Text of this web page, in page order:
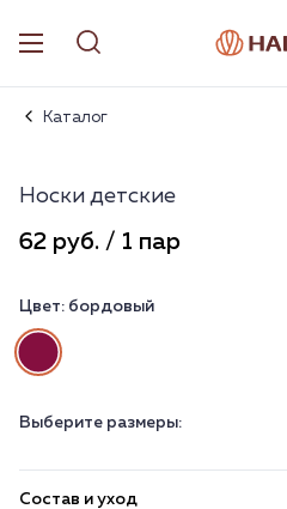
Каталог
Носки детские
62 руб. / 1 пар
Цвет: бордовый
Выберите размеры:
Состав и уход